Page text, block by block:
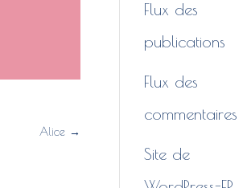
Alice →
Flux des
publications
Flux des
commentaires
Site de